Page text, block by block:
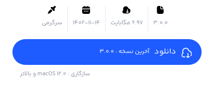
3.0.0 ۶.۹۷ مگابایت 1402-11-14 سرگرمی
دانلود آخرین نسخه : 3.0.0
سازگاری : macOS 12.0 و بالاتر